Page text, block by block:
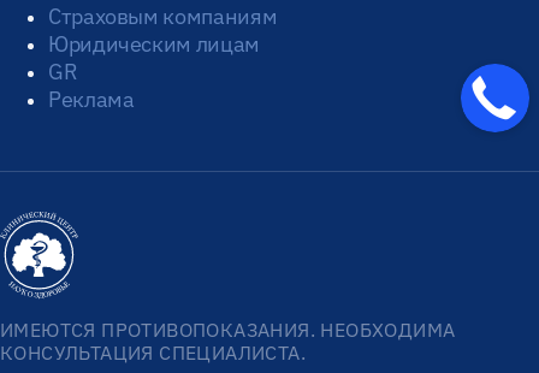
Страховым компаниям
Юридическим лицам
GR
Реклама
ИМЕЮТСЯ ПРОТИВОПОКАЗАНИЯ. НЕОБХОДИМА
КОНСУЛЬТАЦИЯ СПЕЦИАЛИСТА.